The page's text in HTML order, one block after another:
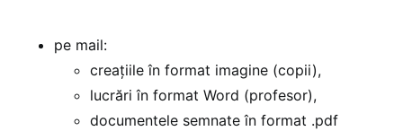
pe mail:
creațiile în format imagine (copii),
lucrări în format Word (profesor),
documentele semnate în format .pdf